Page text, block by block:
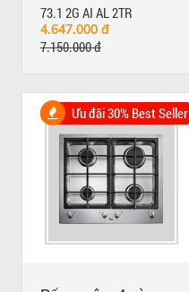
73.1 2G AI AL 2TR
4.647.000 đ
7.150.000 đ
Ưu đãi 30% Best Seller